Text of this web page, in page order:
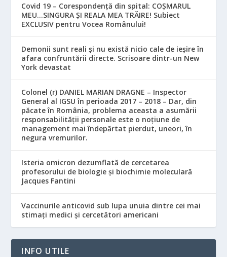
Covid 19 – Corespondență din spital: COȘMARUL
MEU…SINGURA ȘI REALA MEA TRĂIRE! Subiect
EXCLUSIV pentru Vocea Românului!
Demonii sunt reali și nu există nicio cale de ieșire în
afara confruntării directe. Scrisoare dintr-un New
York devastat
Colonel (r) DANIEL MARIAN DRAGNE – Inspector
General al IGSU în perioada 2017 – 2018 – Dar, din
păcate în România, problema aceasta a asumării
responsabilităţii personale este o noţiune de
management mai îndepărtat pierdut, uneori, în
negura vremurilor.
Isteria omicron dezumflată de cercetarea
profesorului de biologie și biochimie moleculară
Jacques Fantini
Vaccinurile anticovid sub lupa unuia dintre cei mai
stimați medici și cercetători americani
INFO UTILE